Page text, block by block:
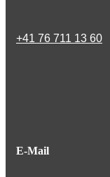
+41 76 711 13 60
E-Mail